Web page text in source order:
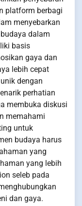
platform berbagi
menyebarkan
dalam
basis
gaya dan
lebih cepat
dengan
perhatian
membuka diskusi
memahami
untuk
budaya harus
yang
yang lebih
seleb pada
dan gaya.